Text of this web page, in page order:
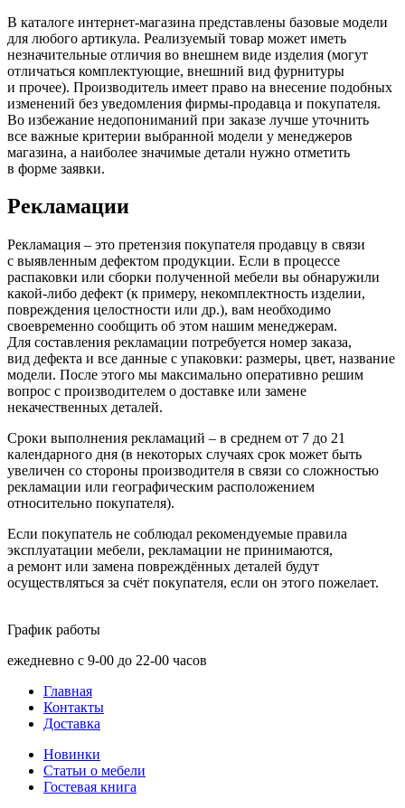
В каталоге интернет-магазина представлены базовые модели
для любого артикула. Реализуемый товар может иметь
незначительные отличия во внешнем виде изделия (могут
отличаться комплектующие, внешний вид фурнитуры
и прочее). Производитель имеет право на внесение подобных
изменений без уведомления фирмы-продавца и покупателя.
Во избежание недопониманий при заказе лучше уточнить
все важные критерии выбранной модели у менеджеров
магазина, а наиболее значимые детали нужно отметить
в форме заявки.
Рекламации
Рекламация – это претензия покупателя продавцу в связи
с выявленным дефектом продукции. Если в процессе
распаковки или сборки полученной мебели вы обнаружили
какой-либо дефект (к примеру, некомплектность изделии,
повреждения целостности или др.), вам необходимо
своевременно сообщить об этом нашим менеджерам.
Для составления рекламации потребуется номер заказа,
вид дефекта и все данные с упаковки: размеры, цвет, название
модели. После этого мы максимально оперативно решим
вопрос с производителем о доставке или замене
некачественных деталей.
Сроки выполнения рекламаций – в среднем от 7 до 21
календарного дня (в некоторых случаях срок может быть
увеличен со стороны производителя в связи со сложностью
рекламации или географическим расположением
относительно покупателя).
Если покупатель не соблюдал рекомендуемые правила
эксплуатации мебели, рекламации не принимаются,
а ремонт или замена повреждённых деталей будут
осуществляться за счёт покупателя, если он этого пожелает.
График работы
ежедневно с 9-00 до 22-00 часов
Главная
Контакты
Доставка
Новинки
Статьи о мебели
Гостевая книга